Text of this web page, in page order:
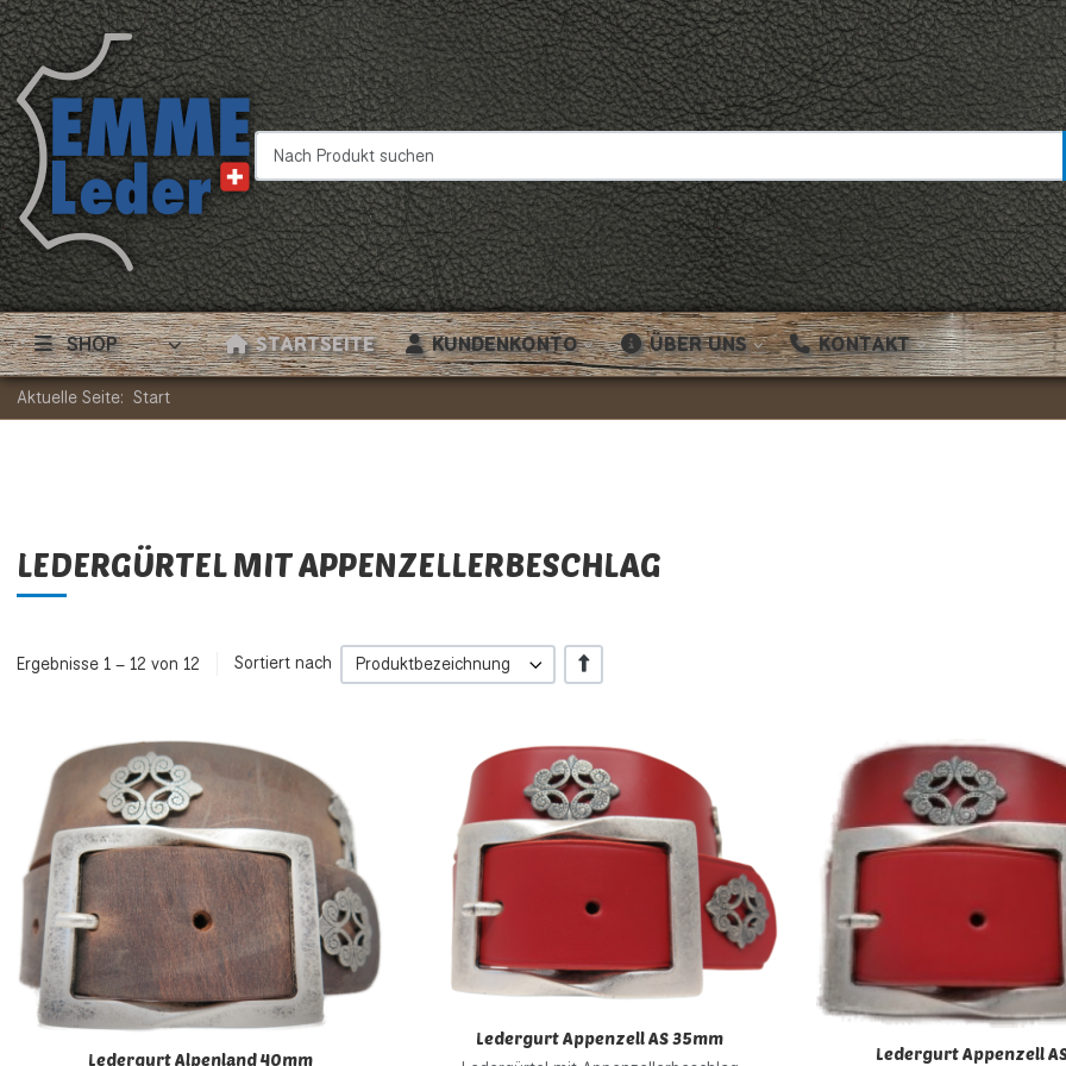
Nach Produkt suchen
SHOP STARTSEITE KUNDENKONTO ÜBER UNS KONTAKT
Aktuelle Seite: Start
LEDERGÜRTEL MIT APPENZELLERBESCHLAG
Ergebnisse 1 – 12 von 12 Sortiert nach Produktbezeichnung +/-
Zur Wunschliste hinzufügen
Zur Vergleichsliste hinzufügen
Schnellansicht
Ledergurt Alpenland 40mm
Zur Wunschliste hinzufügen
Zur Vergleichsliste hinzufügen
Schnellansicht
Ledergurt Appenzell AS 35mm
Ledergurt Appenzell